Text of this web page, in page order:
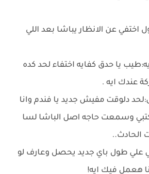
اختفي عن الانظار يباشا بعد اللي
يا حدق كفايه اختفاء لحد كده
عندك ايه .
دلوقت مفيش جديد يا فندم وانا
وسمعت حاجه اصل الباشا لسا
علي طول باي جديد يحصل وعارف لو
هعمل فيك ايه!